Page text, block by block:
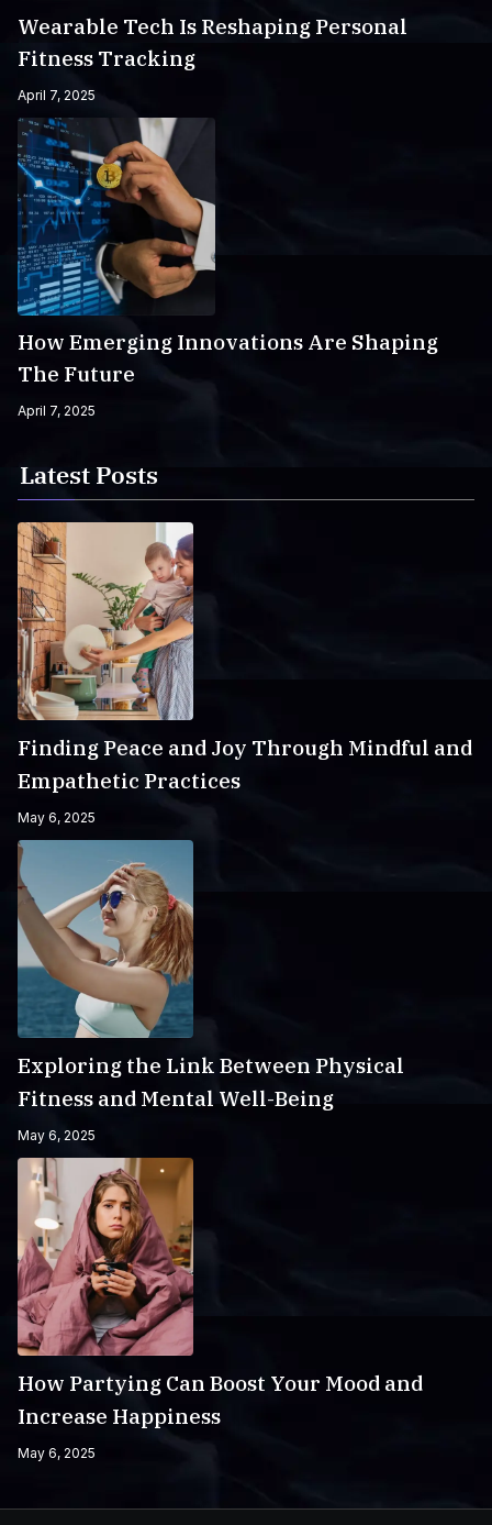
Wearable Tech Is Reshaping Personal
Fitness Tracking
April 7, 2025
How Emerging Innovations Are Shaping
The Future
April 7, 2025
Latest Posts
Finding Peace and Joy Through Mindful and
Empathetic Practices
May 6, 2025
Exploring the Link Between Physical
Fitness and Mental Well-Being
May 6, 2025
How Partying Can Boost Your Mood and
Increase Happiness
May 6, 2025